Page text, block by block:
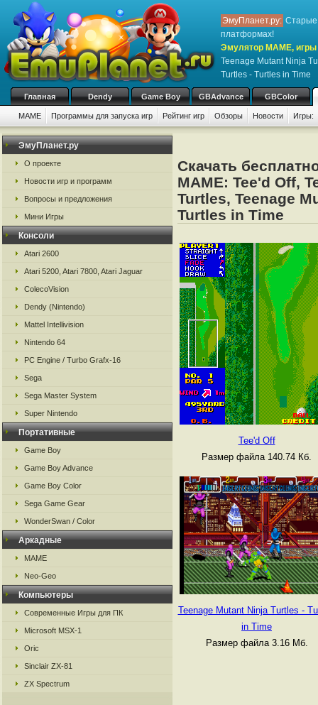
ЭмуПланет.ру: Старые
платформах!
Эмулятор MAME,
Teenage Mutant Ninja
Turtles - Turtles in Time
Главная Dendy Game Boy GBAdvance GBColor
MAME Программы для запуска игр Рейтинг игр Обзоры Новости Игры:
ЭмуПланет.ру
О проекте
Новости игр и программ
Вопросы и предложения
Мини Игры
Консоли
Atari 2600
Atari 5200, Atari 7800, Atari Jaguar
ColecoVision
Dendy (Nintendo)
Mattel Intellivision
Nintendo 64
PC Engine / Turbo Grafx-16
Sega
Sega Master System
Super Nintendo
Портативные
Game Boy
Game Boy Advance
Game Boy Color
Sega Game Gear
WonderSwan / Color
Аркадные
MAME
Neo-Geo
Компьютеры
Современные Игры для ПК
Microsoft MSX-1
Oric
Sinclair ZX-81
ZX Spectrum
Скачать
MAME: Tee'd Off,
Turtles, Teenage
Turtles in Time
Tee'd Off
Размер файла 140.74 Кб.
Teenage Mutant Ninja Turtles -
in Time
Размер файла 3.16 Мб.